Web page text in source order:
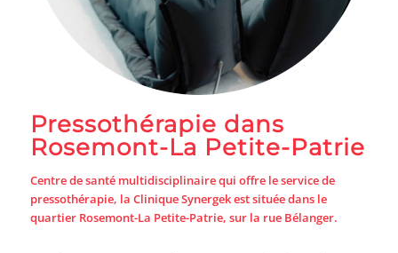
Bénéficiez d’un soin qui stimule la circulation sanguine pouvant
atténuer les œdèmes, les gonflements et apporter du
soulagement aux jambes lourdes. Permets de stimuler la
circulation sanguine et d’éliminer les toxines du corps. La
pressothérapie contribue à augmenter les fonctions
en faisant disparaître les œdèmes et les gonflements.
La pressothérapie consiste en l’utilisation de jambières qui
compriment et décompriment les membres inférieurs,
lentement et en alternance. Ce procédé active la circulation de
la lymphe, stimule le système immunitaire et procure une